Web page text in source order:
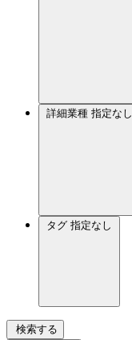
詳細業種 指定なし
タグ 指定なし
検索する